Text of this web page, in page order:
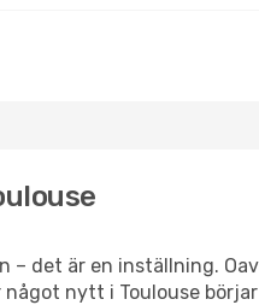
– det är en inställning.
nytt i Toulouse